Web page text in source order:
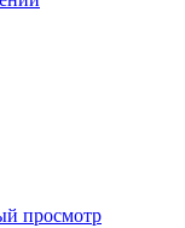
просмотр